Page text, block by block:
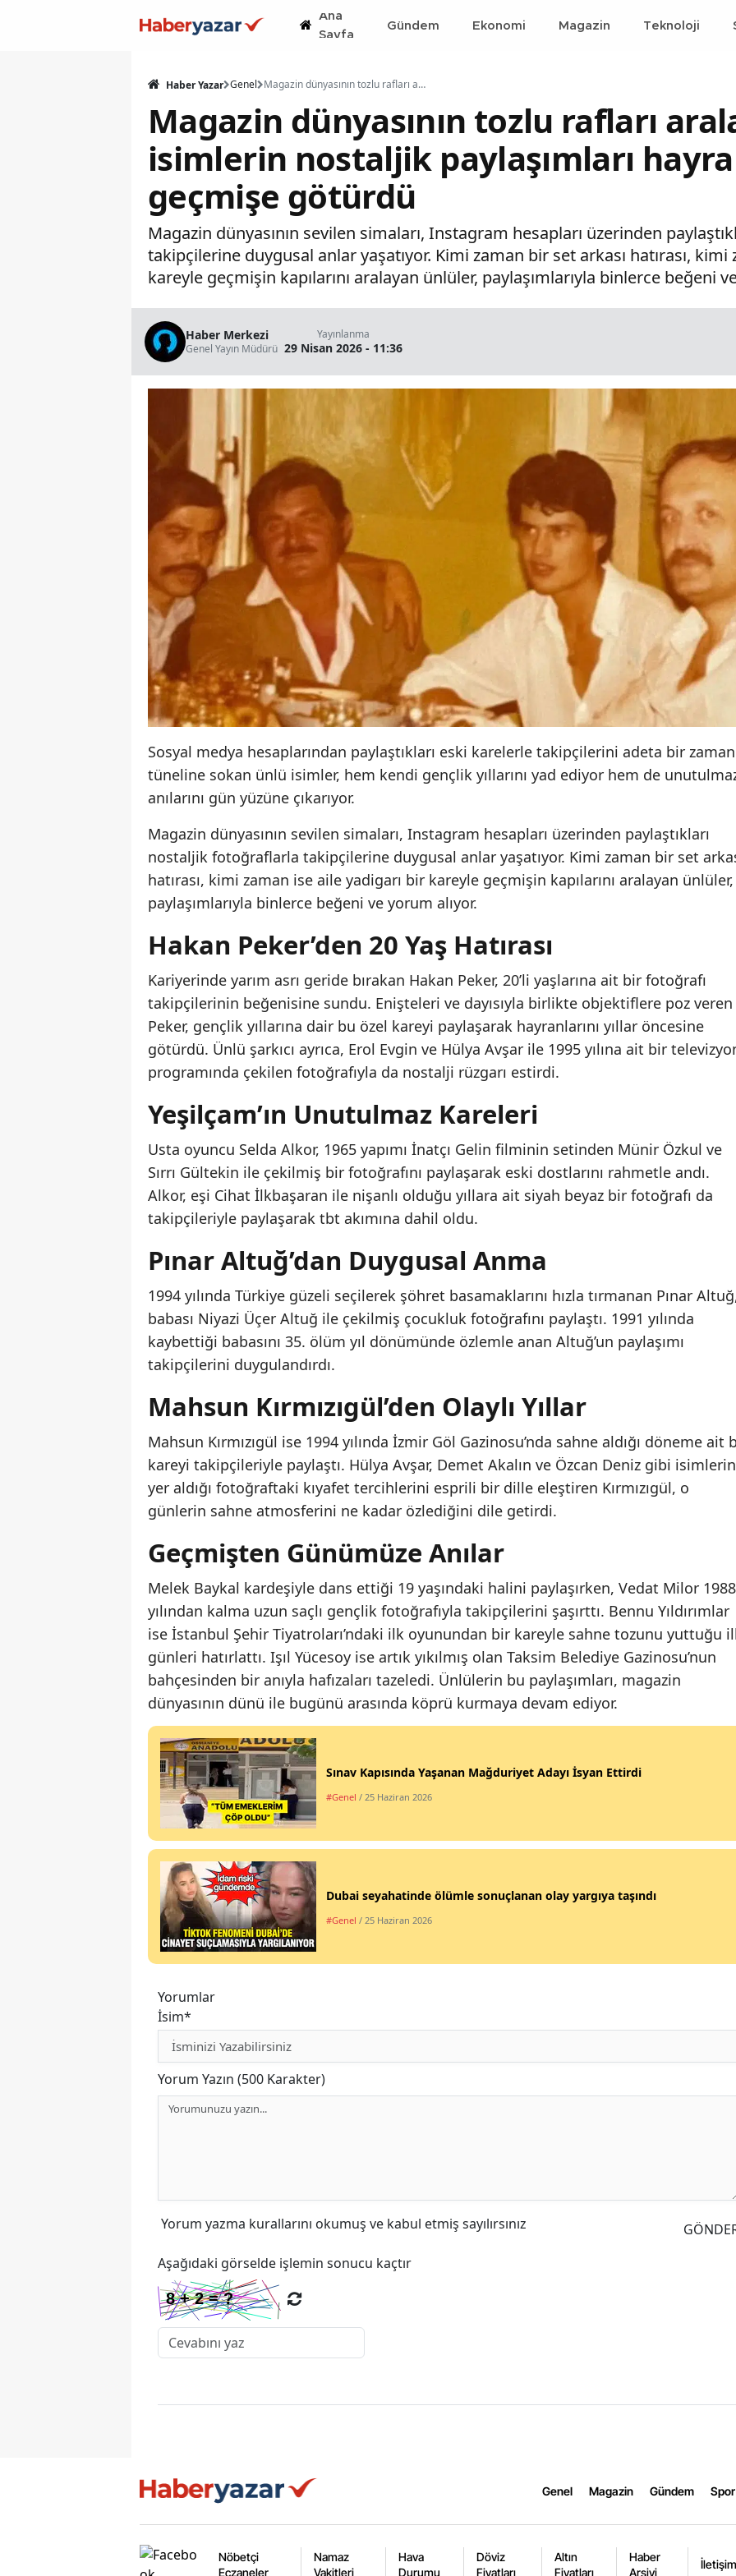
Ana
Sayfa
Gündem Ekonomi Magazin Teknoloji
Haber Yazar Genel Magazin dünyasının tozlu rafları aralandı: Ünlü isimlerin nostaljik paylaşımları hayranlarını geçmişe götürdü
Magazin dünyasının tozlu rafları
isimlerin nostaljik paylaşımları
geçmişe götürdü
Magazin dünyasının sevilen simaları, Instagram hesapları üzerinden
takipçilerine duygusal anlar yaşatıyor. Kimi zaman bir set arkası hatırası,
kareyle geçmişin kapılarını aralayan ünlüler, paylaşımlarıyla binlerce beğeni
Haber Merkezi
Genel Yayın Müdürü
Yayınlanma
29 Nisan 2026 - 11:36
Sosyal medya hesaplarından paylaştıkları eski karelerle takipçilerini adeta bir zaman
tüneline sokan ünlü isimler, hem kendi gençlik yıllarını yad ediyor hem de
anılarını gün yüzüne çıkarıyor.
Magazin dünyasının sevilen simaları, Instagram hesapları üzerinden paylaştıkları
nostaljik fotoğraflarla takipçilerine duygusal anlar yaşatıyor. Kimi zaman bir set
hatırası, kimi zaman ise aile yadigarı bir kareyle geçmişin kapılarını aralayan ünlüler,
paylaşımlarıyla binlerce beğeni ve yorum alıyor.
Hakan Peker’den 20 Yaş Hatırası
Kariyerinde yarım asrı geride bırakan Hakan Peker, 20’li yaşlarına ait bir fotoğrafı
takipçilerinin beğenisine sundu. Enişteleri ve dayısıyla birlikte objektiflere poz veren
Peker, gençlik yıllarına dair bu özel kareyi paylaşarak hayranlarını yıllar öncesine
götürdü. Ünlü şarkıcı ayrıca, Erol Evgin ve Hülya Avşar ile 1995 yılına ait bir
programında çekilen fotoğrafıyla da nostalji rüzgarı estirdi.
Yeşilçam’ın Unutulmaz Kareleri
Usta oyuncu Selda Alkor, 1965 yapımı İnatçı Gelin filminin setinden Münir Özkul ve
Sırrı Gültekin ile çekilmiş bir fotoğrafını paylaşarak eski dostlarını rahmetle andı.
Alkor, eşi Cihat İlkbaşaran ile nişanlı olduğu yıllara ait siyah beyaz bir fotoğrafı da
takipçileriyle paylaşarak tbt akımına dahil oldu.
Pınar Altuğ’dan Duygusal Anma
1994 yılında Türkiye güzeli seçilerek şöhret basamaklarını hızla tırmanan Pınar
babası Niyazi Üçer Altuğ ile çekilmiş çocukluk fotoğrafını paylaştı. 1991 yılında
kaybettiği babasını 35. ölüm yıl dönümünde özlemle anan Altuğ’un paylaşımı
takipçilerini duygulandırdı.
Mahsun Kırmızıgül’den Olaylı Yıllar
Mahsun Kırmızıgül ise 1994 yılında İzmir Göl Gazinosu’nda sahne aldığı döneme ait
kareyi takipçileriyle paylaştı. Hülya Avşar, Demet Akalın ve Özcan Deniz gibi isimlerin
yer aldığı fotoğraftaki kıyafet tercihlerini esprili bir dille eleştiren Kırmızıgül, o
günlerin sahne atmosferini ne kadar özlediğini dile getirdi.
Geçmişten Günümüze Anılar
Melek Baykal kardeşiyle dans ettiği 19 yaşındaki halini paylaşırken, Vedat Milor 1988
yılından kalma uzun saçlı gençlik fotoğrafıyla takipçilerini şaşırttı. Bennu Yıldırımlar
ise İstanbul Şehir Tiyatroları’ndaki ilk oyunundan bir kareyle sahne tozunu yuttuğu
günleri hatırlattı. Işıl Yücesoy ise artık yıkılmış olan Taksim Belediye Gazinosu’nun
bahçesinden bir anıyla hafızaları tazeledi. Ünlülerin bu paylaşımları, magazin
dünyasının dünü ile bugünü arasında köprü kurmaya devam ediyor.
Sınav Kapısında Yaşanan Mağduriyet Adayı İsyan Ettirdi
#Genel / 25 Haziran 2026
Dubai seyahatinde ölümle sonuçlanan olay yargıya taşındı
#Genel / 25 Haziran 2026
Yorumlar
İsim*
Yorum Yazın (500 Karakter)
Yorum yazma kurallarını okumuş ve kabul etmiş sayılırsınız
Aşağıdaki görselde işlemin sonucu kaçtır
Genel Magazin Gündem Spor
Nöbetçi
Eczaneler
Namaz
Vakitleri
Hava
Durumu
Döviz
Fiyatları
Altın
Fiyatları
Haber
Arşivi